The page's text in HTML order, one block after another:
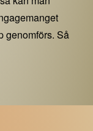
genomförs. Så